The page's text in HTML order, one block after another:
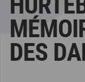
DES